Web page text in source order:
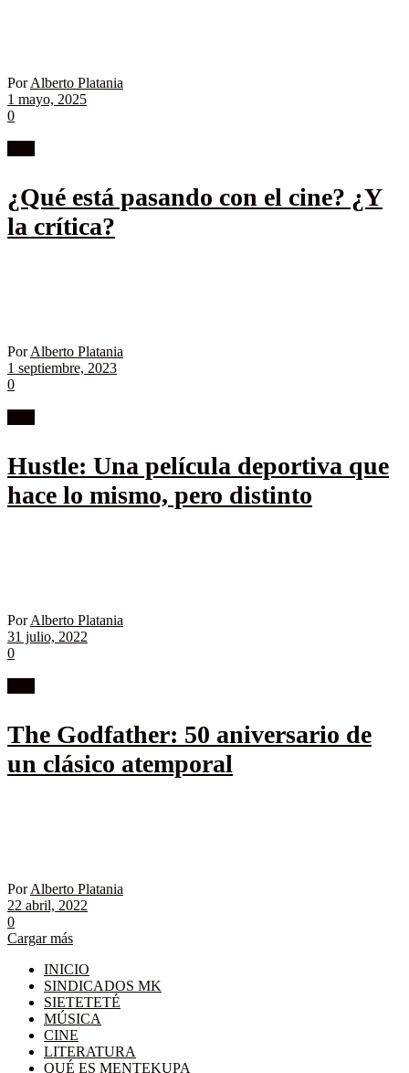
Por Alberto Platania
1 mayo, 2025
0
¿Qué está pasando con el cine? ¿Y
la crítica?
Por Alberto Platania
1 septiembre, 2023
0
Hustle: Una película deportiva que
hace lo mismo, pero distinto
Por Alberto Platania
31 julio, 2022
0
The Godfather: 50 aniversario de
un clásico atemporal
Por Alberto Platania
22 abril, 2022
0
Cargar más
INICIO
SINDICADOS MK
SIETETETÉ
MÚSICA
CINE
LITERATURA
QUÉ ES MENTEKUPA